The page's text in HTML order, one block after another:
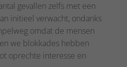
gevallen zelfs met een
initieel verwacht, ondanks
omdat de mensen
we blokkades hebben
oprechte interesse en